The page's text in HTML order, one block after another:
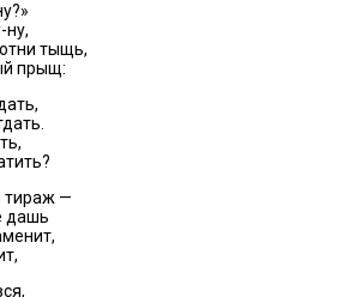
ну,
тыщь,
прыщ:
тираж —
дашь